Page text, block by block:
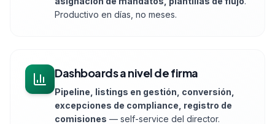
Productivo en días, no meses.
Dashboards a nivel de firma
Pipeline, listings en gestión, conversión,
excepciones de compliance, registro de
comisiones — self-service del director.